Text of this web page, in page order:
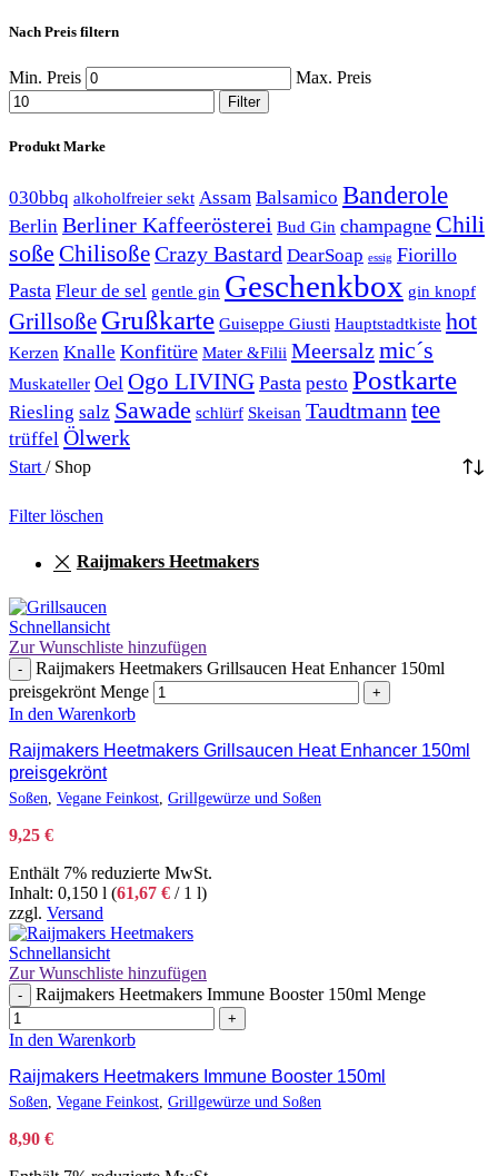
Nach Preis filtern
Min. Preis Max. Preis
Filter
Produkt Marke
030bbq alkoholfreier sekt Assam Balsamico Banderole
Berlin Berliner Kaffeerösterei Bud Gin champagne Chili
soße ChilisoßeCrazy Bastard DearSoap essig Fiorillo
Pasta Fleur de sel gentle gin Geschenkbox gin knopf
Grillsoße Grußkarte Guiseppe Giusti Hauptstadtkiste hot
Kerzen Knalle Konfitüre Mater &Filii Meersalzmic´s
Muskateller Oel Ogo LIVING Pasta pesto Postkarte
Riesling salz Sawade schlürf Skeisan Taudtmann tee
trüffel Ölwerk
Start / Shop
Filter löschen
Raijmakers Heetmakers
Schnellansicht
Zur Wunschliste hinzufügen
-
Raijmakers Heetmakers Grillsaucen Heat Enhancer 150ml
preisgekrönt Menge
+
In den Warenkorb
Raijmakers Heetmakers Grillsaucen Heat Enhancer 150ml
preisgekrönt
Soßen Vegane Feinkost Grillgewürze und Soßen
9,25 €
Enthält 7% reduzierte MwSt.
Inhalt: 0,150 l (61,67 € / 1 l)
zzgl. Versand
Schnellansicht
Zur Wunschliste hinzufügen
- Raijmakers Heetmakers Immune Booster 150ml Menge
+
In den Warenkorb
Raijmakers Heetmakers Immune Booster 150ml
Soßen Vegane Feinkost Grillgewürze und Soßen
8,90 €